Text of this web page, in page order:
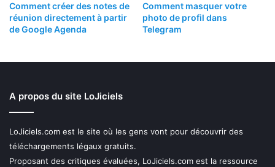
Comment créer des notes de
réunion directement à partir
de Google Agenda
Comment masquer votre
photo de profil dans
Telegram
A propos du site LoJiciels
LoJiciels.com est le site où les gens vont pour découvrir des
téléchargements légaux gratuits.
Proposant des critiques évaluées, LoJiciels.com est la ressource